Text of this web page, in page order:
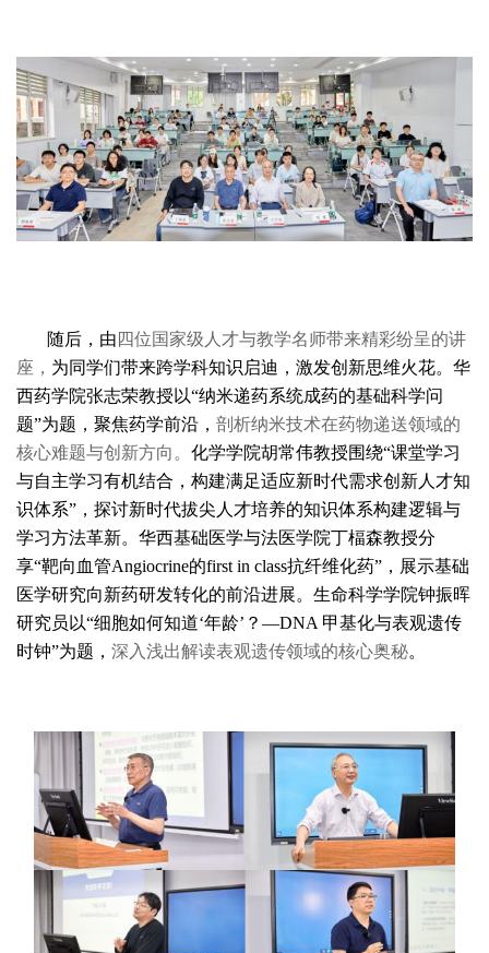
随后 ， 由 四位国家级人才与教学名师带来精彩纷呈的讲
座， 为同学们带来跨学科知识启迪，激发创新思维火花。华
西药学院张志荣教授以“纳米递药系统成药的基础科学问
题”为题，聚焦药学前沿， 剖析纳米技术在药物递送领域的
核心难题与创新方向。 化学学院胡常伟教授围绕“课堂学习
与自主学习有机结合，构建满足适应新时代需求创新人才知
识体系”，探讨新时代拔尖人才培养的知识体系构建逻辑与
学习方法革新。华西基础医学与法医学院丁楅森教授分
享“靶向血管Angiocrine的first in class抗纤维化药”， 展示基础
医学研究向新药研发转化的前沿进展。生命科学学院钟振晖
研究员以“细胞如何知道‘年龄’？—DNA 甲基化与表观遗传
时钟”为题， 深入浅出解读表观遗传领域的核心奥秘。